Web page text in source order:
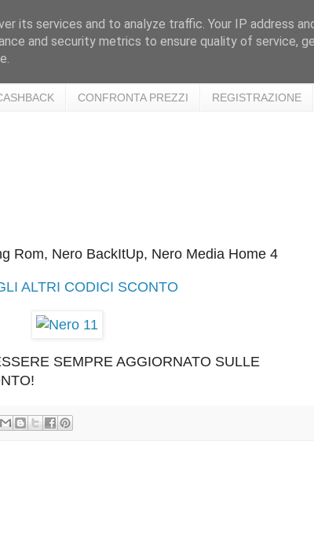
CONFRONTA PREZZI REGISTRAZIONE
Rom, Nero BackItUp, Nero Media Home 4
ALTRI CODICI SCONTO
SEMPRE AGGIORNATO SULLE
its services and to analyze traffic. Your IP address
and security metrics to ensure quality of service,